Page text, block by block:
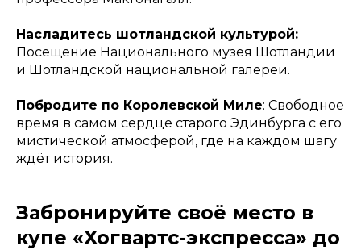
Насладитесь шотландской культурой:
Посещение Национального музея Шотландии
и Шотландской национальной галереи.
Побродите по Королевской Миле: Свободное
время в самом сердце старого Эдинбурга с его
мистической атмосферой, где на каждом шагу
ждёт история.
Забронируйте своё место в
купе «Хогвартс-экспресса» до